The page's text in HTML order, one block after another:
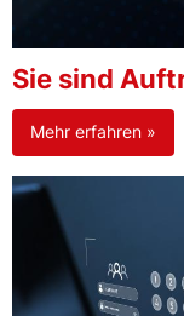
Sie sind
Mehr erfahren »